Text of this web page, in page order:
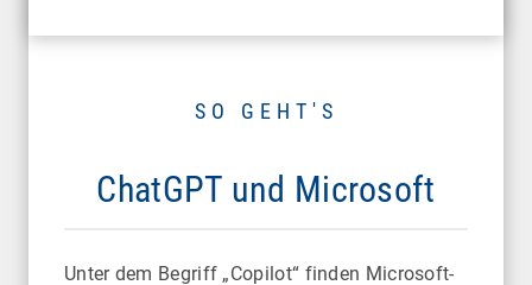
ChatGPT und Microsoft
SO GEHT'S
Unter dem Begriff „Copilot“ finden Microsoft-